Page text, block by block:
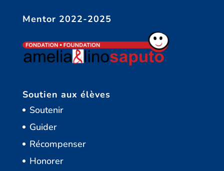
Mentor 2022-2025
Soutien aux élèves
Soutenir
Guider
Récompenser
Honorer